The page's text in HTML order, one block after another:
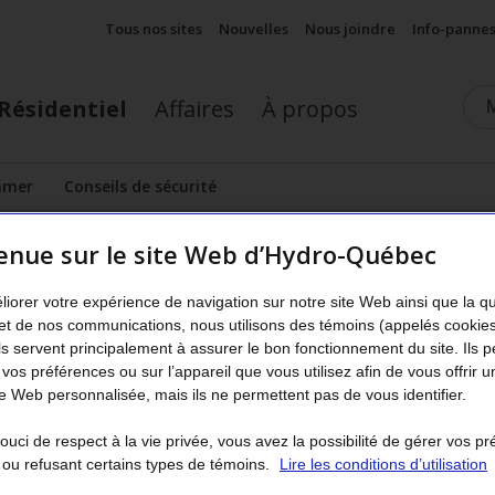
Tous nos sites Nouvelles Nous joindre Info-pannes
Affaires À propos
Conseils de sécurité
vos connaissances sur
tarif Flex D
suivantes pour découvrir les mesures à prendre
pointe et pour maximiser vos économies.
sur le site Web d’Hydro-Québec
votre expérience de navigation sur notre site Web ainsi que la
de nos communications, nous utilisons des témoins (appelés
servent principalement à assurer le bon fonctionnement du site. Ils
préférences ou sur l’appareil que vous utilisez afin de vous offrir
Web personnalisée, mais ils ne permettent pas de vous identifier.
de respect à la vie privée, vous avez la possibilité de gérer vos
refusant certains types de témoins.
Lire les conditions d’utilisation